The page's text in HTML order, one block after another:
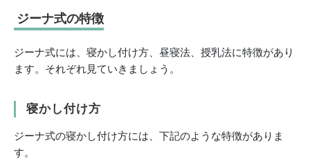
ジーナ式の特徴
ジーナ式には、寝かし付け方、昼寝法、授乳法に特徴があり
ます。それぞれ見ていきましょう。
寝かし付け方
ジーナ式の寝かし付け方には、下記のような特徴がありま
す。